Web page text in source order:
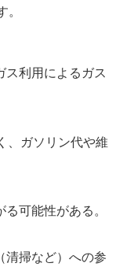
。
ス利用によるガス
、ガソリン代や維
可能性がある。
清掃など）への参